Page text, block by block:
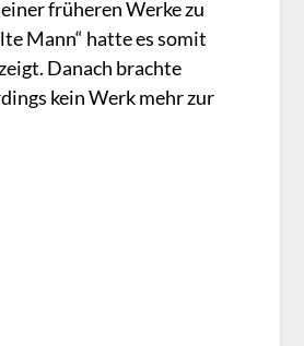
früheren Werke zu
Mann“ hatte es somit
Danach brachte
kein Werk mehr zur